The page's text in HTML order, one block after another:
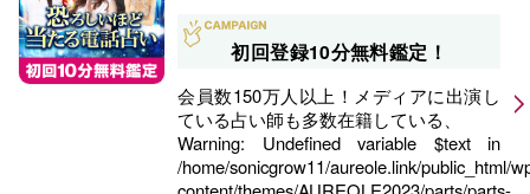
初回登録10分無料鑑定！
会員数150万人以上！メディアに出演し
ている占い師も多数在籍している、
Warning: Undefined variable $text in
/home/sonicgrow11/aureole.link/public_html/